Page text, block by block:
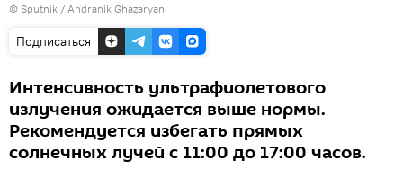
© Sputnik / Andranik Ghazaryan
Подписаться
Интенсивность ультрафиолетового
излучения ожидается выше нормы.
Рекомендуется избегать прямых
солнечных лучей с 11:00 до 17:00 часов.